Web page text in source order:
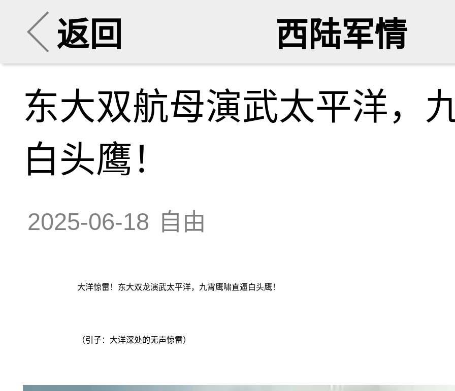
返回 西陆军情
东大双航母演武太平洋，
白头鹰！
2025-06-18 自由
大洋惊雷！东大双龙演武太平洋，九霄鹰啸直逼白头鹰！
（引子：大洋深处的无声惊雷）